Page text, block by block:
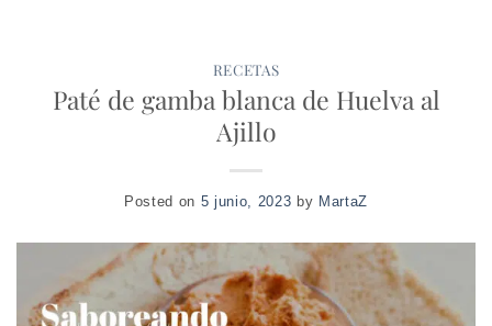
RECETAS
Paté de gamba blanca de Huelva al
Ajillo
Posted on 5 junio, 2023 by MartaZ